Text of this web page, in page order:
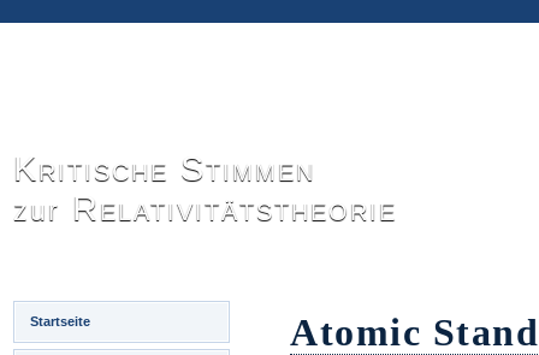
Kritische Stimmen
zur Relativitätstheorie
Startseite Atomic